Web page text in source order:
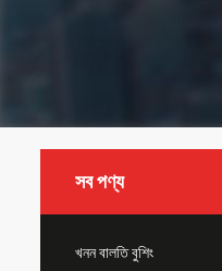
সব পণ্য
খনন বালতি বুশিং